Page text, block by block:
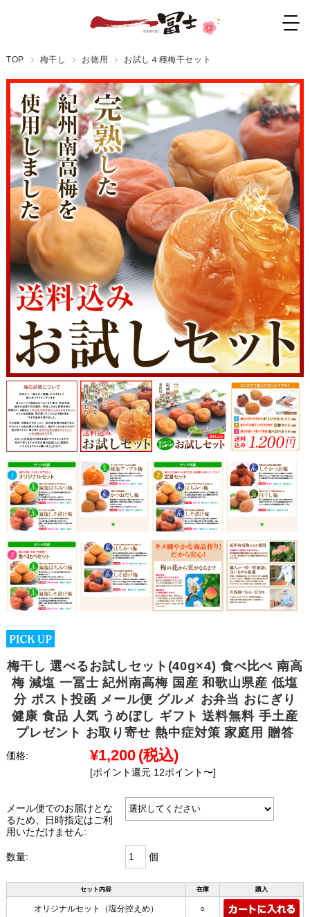
TOP 梅干し お徳用 お試し４種梅干セット
梅干し 選べるお試しセット(40g×4) 食べ比べ 南高
梅 減塩 一冨士 紀州南高梅 国産 和歌山県産 低塩
分 ポスト投函 メール便 グルメ お弁当 おにぎり
健康 食品 人気 うめぼし ギフト 送料無料 手土産
プレゼント お取り寄せ 熱中症対策 家庭用 贈答
価格: ¥1,200 (税込)
[ポイント還元 12ポイント〜]
メール便でのお届けとな
るため、日時指定はご利
用いただけません:
数量: 個
セット内容 在庫 購入
オリジナルセット（塩分控えめ） ○